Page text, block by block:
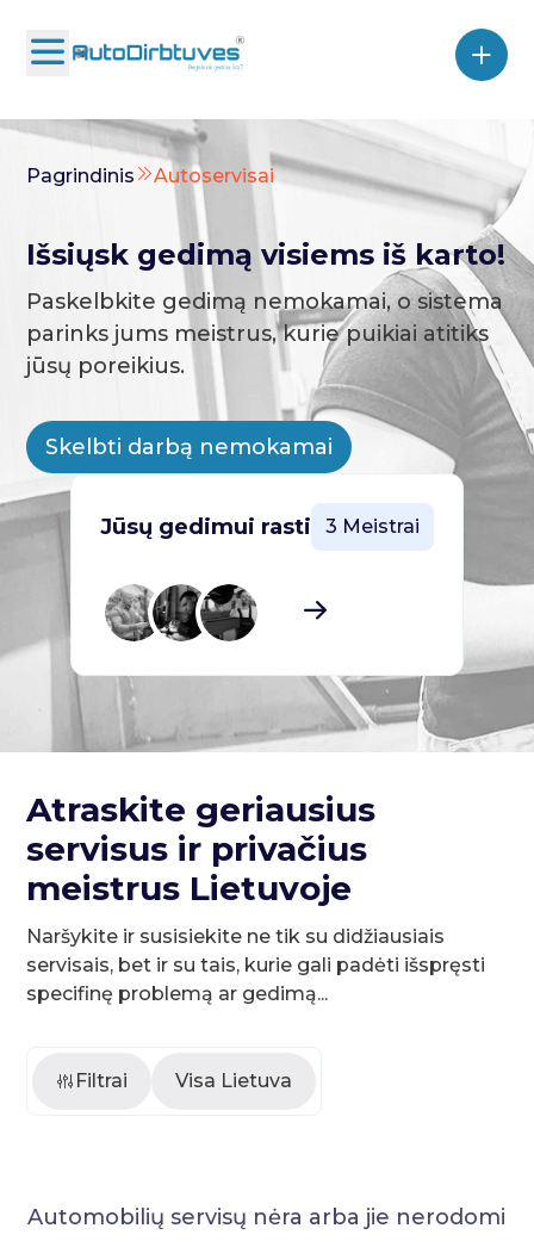
Pagrindinis Autoservisai
Išsiųsk gedimą visiems iš karto!
Paskelbkite gedimą nemokamai, o sistema
parinks jums meistrus, kurie puikiai atitiks
jūsų poreikius.
Skelbti darbą nemokamai
Jūsų gedimui rasti 3 Meistrai
Atraskite geriausius
servisus ir privačius
meistrus Lietuvoje
Naršykite ir susisiekite ne tik su didžiausiais
servisais, bet ir su tais, kurie gali padėti išspręsti
specifinę problemą ar gedimą...
Filtrai Visa Lietuva
Automobilių servisų nėra arba jie nerodomi